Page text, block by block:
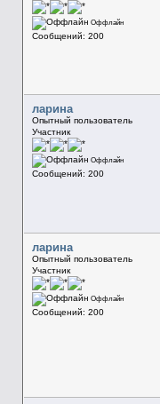
Оффлайн
Сообщений: 200
ларина
Опытный пользователь
Участник
Оффлайн
Сообщений: 200
ларина
Опытный пользователь
Участник
Оффлайн
Сообщений: 200